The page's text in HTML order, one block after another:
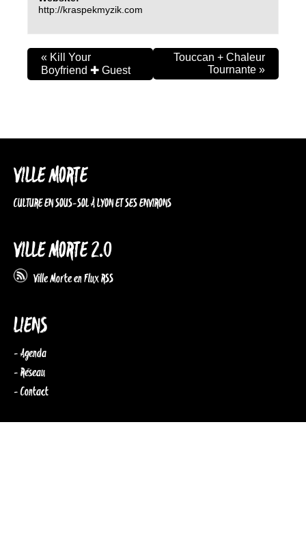
http://kraspekmyzik.com
« Kill Your
Boyfriend ✚ Guest
Touccan + Chaleur
Tournante »
VILLE MORTE
CULTURE EN SOUS-SOL À LYON ET SES ENVIRONS
VILLE MORTE 2.0
Ville Morte en Flux RSS
LIENS
- Agenda
- Réseau
- Contact